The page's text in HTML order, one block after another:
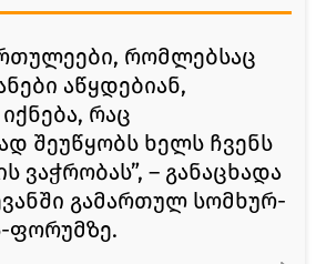
რომლებსაც
აწყდებიან,
რაც
შეუწყობს ხელს ჩვენს
ვაჭრობას”, – განაცხადა
გამართულ სომხურ-
ფორუმზე.